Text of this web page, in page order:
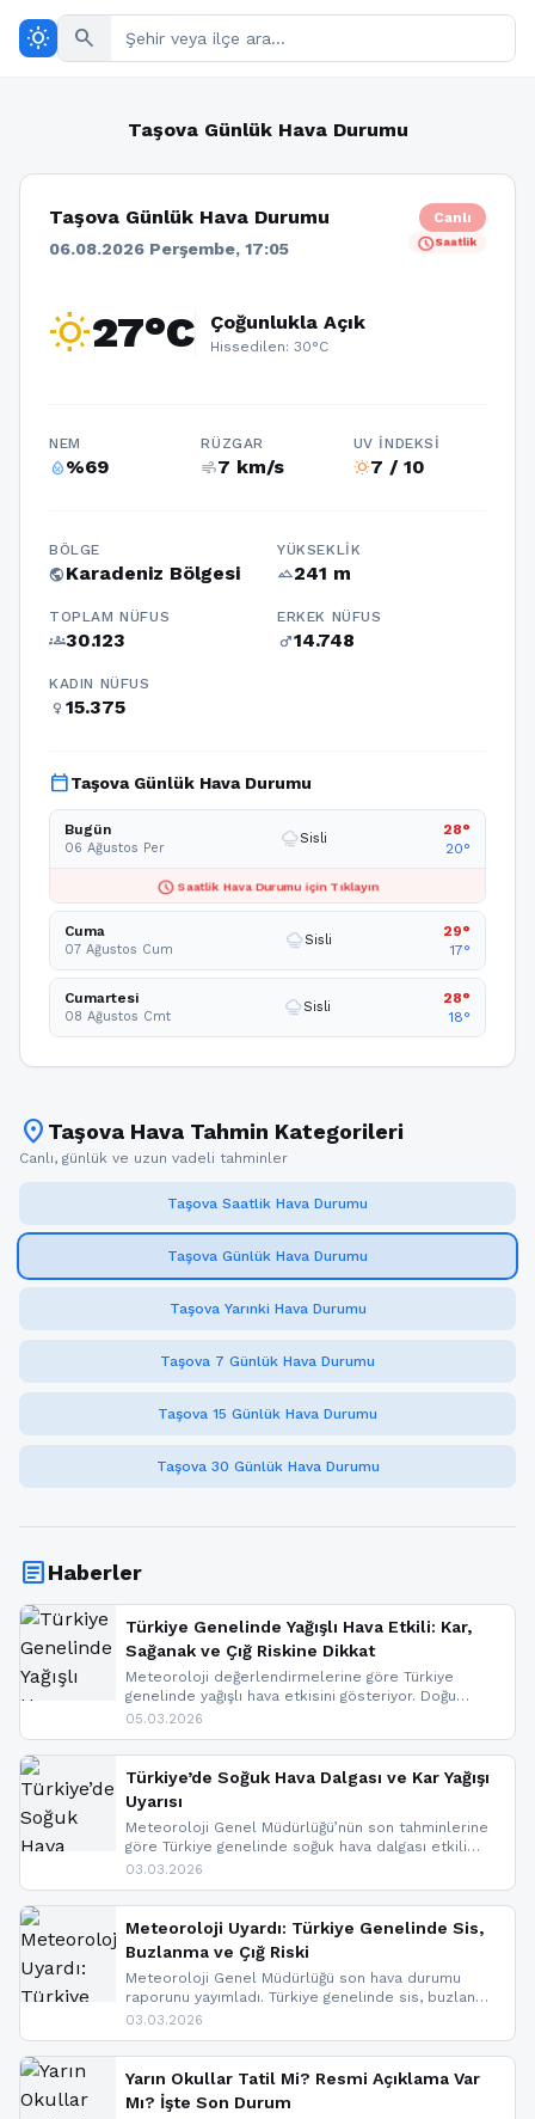
wb_sunny search
Taşova Günlük Hava Durumu
Taşova Günlük Hava Durumu
06.08.2026 Perşembe, 17:05
Canlı
scheduleSaatlik
wb_sunny27°C Çoğunlukla Açık
Hissedilen: 30°C
NEM
humidity_percentage%69
RÜZGAR
air7 km/s
UV İNDEKSI
wb_sunny7 / 10
BÖLGE
publicKaradeniz Bölgesi
YÜKSEKLIK
terrain241 m
TOPLAM NÜFUS
groups30.123
ERKEK NÜFUS
male14.748
KADIN NÜFUS
female 15.375
calendar_todayTaşova Günlük Hava Durumu
Bugün
06 Ağustos Per foggy Sisli
28°
20°
schedule Saatlik Hava Durumu için Tıklayın
Cuma
07 Ağustos Cum foggy Sisli
29°
17°
Cumartesi
08 Ağustos Cmt foggy Sisli
28°
18°
location_on Taşova Hava Tahmin Kategorileri
Canlı, günlük ve uzun vadeli tahminler
Taşova Saatlik Hava Durumu
Taşova Günlük Hava Durumu
Taşova Yarınki Hava Durumu
Taşova 7 Günlük Hava Durumu
Taşova 15 Günlük Hava Durumu
Taşova 30 Günlük Hava Durumu
articleHaberler
Türkiye Genelinde Yağışlı Hava Etkili: Kar,
Sağanak ve Çığ Riskine Dikkat
Meteoroloji değerlendirmelerine göre Türkiye
genelinde yağışlı hava etkisini gösteriyor. Doğu
bölgelerinde kar yağışı beklenirken Marmara ve
ise çığ tehlikesi bulunuyor. İç kesimlerde sis ve pus
nedeniyle görüş mesafesinde azalma
yaşanabileceği belirtiliyor.
05.03.2026
Türkiye’de Soğuk Hava Dalgası ve Kar Yağışı
Uyarısı
Meteoroloji Genel Müdürlüğü’nün son tahminlerine
göre Türkiye genelinde soğuk hava dalgası etkili
oluyor. Birçok il için kar yağışı ve buzlanma uyarısı
03.03.2026
Meteoroloji Uyardı: Türkiye Genelinde Sis,
Buzlanma ve Çığ Riski
Meteoroloji Genel Müdürlüğü son hava durumu
raporunu yayımladı. Türkiye genelinde sis, buzlanma
ve don beklenirken Doğu Anadolu ve Doğu
yapıldı. İşte son dakika meteoroloji gelişmeleri.
03.03.2026
Yarın Okullar Tatil Mi? Resmi Açıklama Var
Mı? İşte Son Durum